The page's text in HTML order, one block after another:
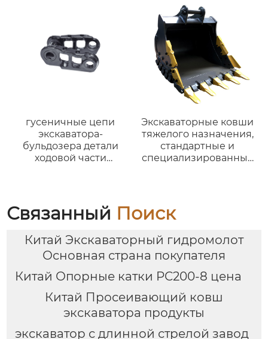
32f61-10302 насос
топливной системы
320d 320-2512 для
тонн –
Высококачественный
горный ковш для
добычи полезных
ископаемых
гусеничные цепи
экскаватора-
бульдозера детали
ходовой части
d85 329d pc40 pc400-6
sk200-8
Экскаваторные ковши
тяжелого назначения,
стандартные и
специализированные
Связанный Поиск
Китай Экскаваторный гидромолот
Основная страна покупателя
Китай Опорные катки PC200-8 цена
Китай Просеивающий ковш
экскаватора продукты
экскаватор с длинной стрелой завод